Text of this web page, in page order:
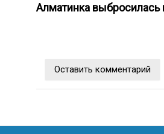
Алматинка выбросилась
Оставить комментарий